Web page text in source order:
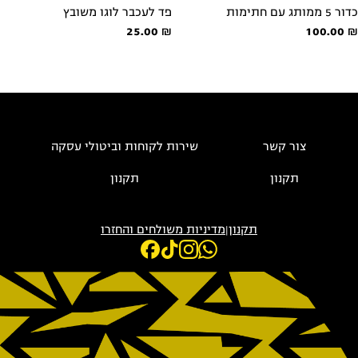
5 ממותג עם חתימות
100.00
פד לעכבר לוגו משובץ
25.00₪
צור קשר שירות לקוחות וביטולי עסקה
תקנון תקנון
תקנון|מדיניות משולחים והחזרו